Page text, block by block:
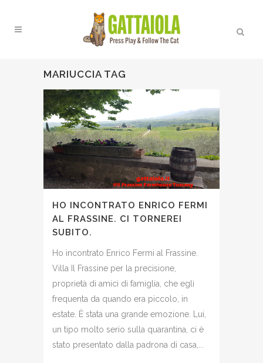
MARIUCCIA TAG
HO INCONTRATO ENRICO FERMI
AL FRASSINE. CI TORNEREI
SUBITO.
Ho incontrato Enrico Fermi al Frassine.
Villa Il Frassine per la precisione,
proprietà di amici di famiglia, che egli
frequenta da quando era piccolo, in
estate. È stata una grande emozione. Lui,
un tipo molto serio sulla quarantina, ci è
stato presentato dalla padrona di casa,...